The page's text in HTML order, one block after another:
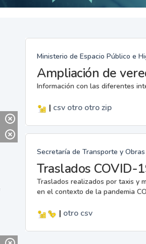
Ministerio de Espacio Público e
Ampliación de
Información con las diferentes
| csv otro otrozip
Secretaría de Transporte y
Traslados COVID-
Traslados realizados por taxis y
en el contexto de la pandemia
| otro csv